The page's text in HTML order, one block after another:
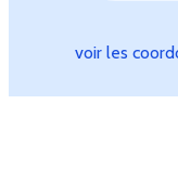
voir les